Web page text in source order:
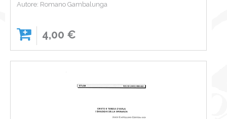
Autore: Romano Gambalunga
4,00 €